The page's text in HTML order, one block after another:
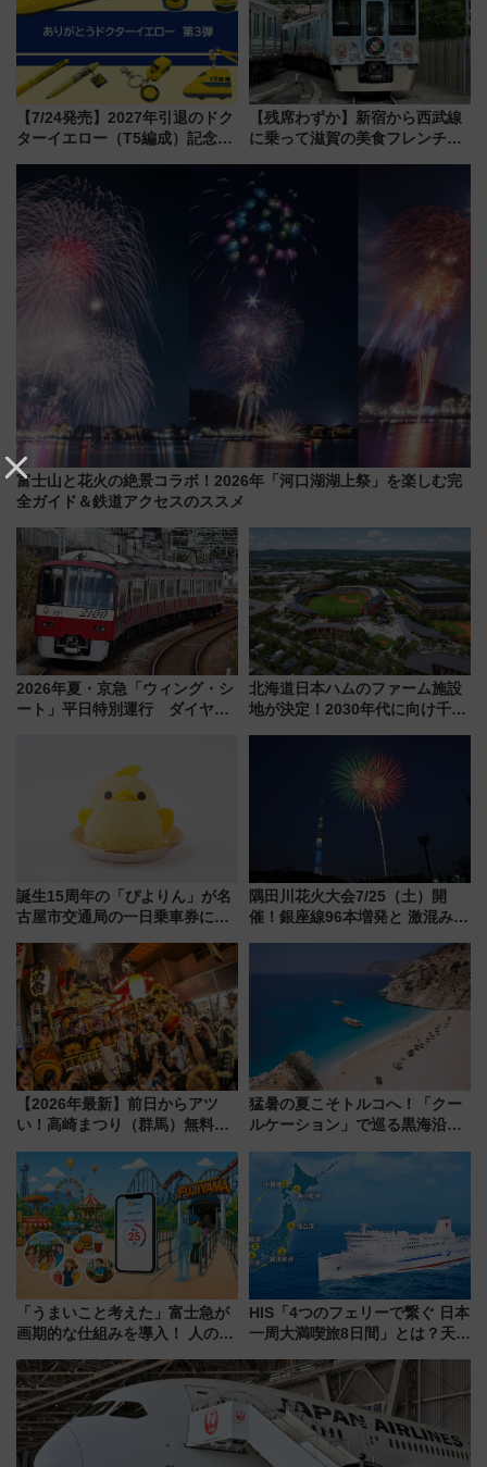
【7/24発売】2027年引退のドク
ターイエロー（T5編成）記念グ
送の目覚まし時計など通販・販
売店舗まとめ
【残席わずか】新宿から西武線
に乗って滋賀の美食フレンチを
「52席の至福」で味わう近江牛
や伝統文化の特別コラボ
富士山と花火の絶景コラボ！2026年「河口湖湖上祭」を楽しむ完
全ガイド＆鉄道アクセスのススメ
2026年夏・京急「ウィング・シ
ート」平日特別運行 ダイヤ・
プランもご紹介
北海道日本ハムのファーム施設
地が決定！2030年代に向け千歳
誕生15周年の「ぴよりん」が名
古屋市交通局の一日乗車券に！
定1万5000枚】
隅田川花火大会7/25（土）開
催！銀座線96本増発と 激混みの
アクセス攻略法、2万発の花火が
【2026年最新】前日からアツ
い！高崎まつり（群馬）無料観
しまで
猛暑の夏こそトルコへ！「クー
ルケーション」で巡る黒海沿岸
連検索数が前年比237％増、ナ
ショジオも認める『2026年に訪
れるべき世界の旅先』
「うまいこと考えた」富士急が
画期的な仕組みを導入！ 人のか
ん」始動
HIS「4つのフェリーで繋ぐ 日本
一周大満喫旅8日間」とは？天橋
の絶景＆限定グルメを網羅！煩
雑な手続きも不要でお手軽に楽
しめるプランが登場